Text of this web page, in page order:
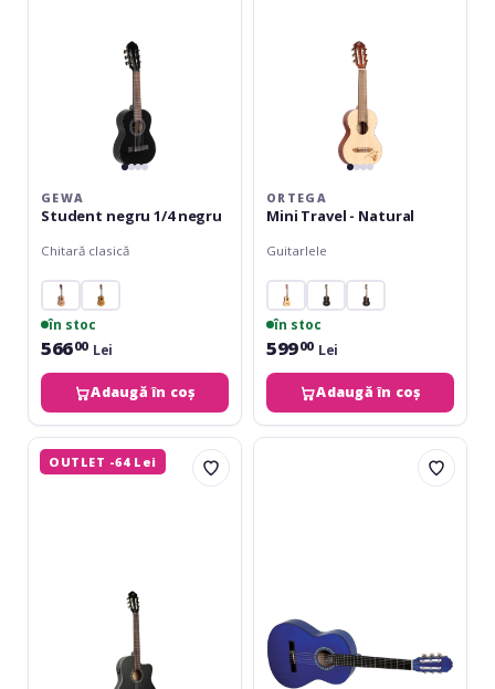
GEWA
Student negru 1/4 negru
Chitară clasică
în stoc
56600 Lei
Adaugă în coș
ORTEGA
Mini Travel - Natural
Guitarlele
în stoc
59900 Lei
Adaugă în coș
Ortega
Family
OUTLET -64 Lei
VGS